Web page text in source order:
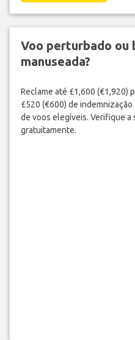
Voo perturbado ou
manuseada?
Reclame até £1,600 (€1,920)
£520 (€600) de
de voos elegíveis. Verifique a
gratuitamente.